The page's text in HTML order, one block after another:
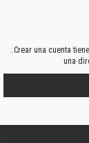
..Crear una cuenta
una